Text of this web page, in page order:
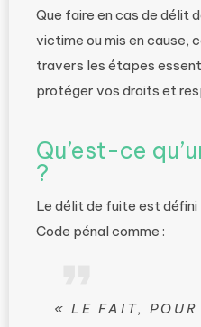
Que faire en cas de délit
victime ou mis en cause,
travers les étapes
protéger vos droits et
Qu’est-ce
?
Le délit de fuite est
Code pénal comme :
« LE FAIT,